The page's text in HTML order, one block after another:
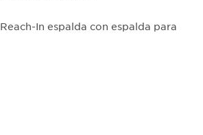
In espalda con espalda para